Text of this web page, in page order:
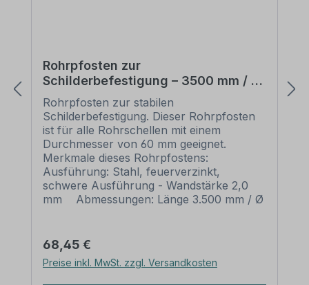
Rohrpfosten zur
Schilderbefestigung – 3500 mm / Ø
60 mm
Rohrpfosten zur stabilen
Schilderbefestigung. Dieser Rohrpfosten
ist für alle Rohrschellen mit einem
Durchmesser von 60 mm geeignet.
Merkmale dieses Rohrpfostens:
Ausführung: Stahl, feuerverzinkt,
schwere Ausführung - Wandstärke 2,0
mm Abmessungen: Länge 3.500 mm / Ø
Bitte beachten Sie: Für einen sicheren
Stand muß der Pfosten mindestens 50 cm
tief im Erdreich einbetoniert werden.
Regulärer Preis:
68,45 €
Preise inkl. MwSt. zzgl. Versandkosten